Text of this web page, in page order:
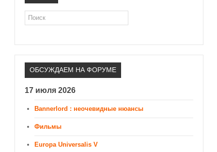
Поиск
ОБСУЖДАЕМ НА ФОРУМЕ
17 июля 2026
Bannerlord : неочевидные нюансы
Фильмы
Europa Universalis V